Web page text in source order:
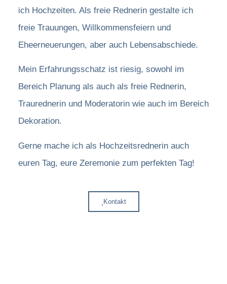
ich Hochzeiten. Als freie Rednerin gestalte ich
freie Trauungen, Willkommensfeiern und
Eheerneuerungen, aber auch Lebensabschiede.
Mein Erfahrungsschatz ist riesig, sowohl im
Bereich Planung als auch als freie Rednerin,
Traurednerin und Moderatorin wie auch im Bereich
Dekoration.
Gerne mache ich als Hochzeitsrednerin auch
euren Tag, eure Zeremonie zum perfekten Tag!
Kontakt